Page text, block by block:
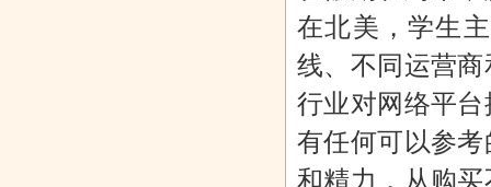
在北美，学生
线、不同运营
行业对网络平
有任何可以参
和精力，从购